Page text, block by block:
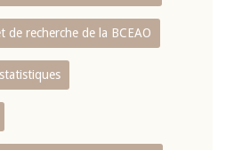
de recherche de la BCEAO